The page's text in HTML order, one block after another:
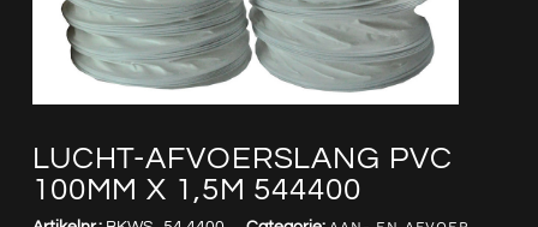
LUCHT-AFVOERSLANG PVC
100MM X 1,5M 544400